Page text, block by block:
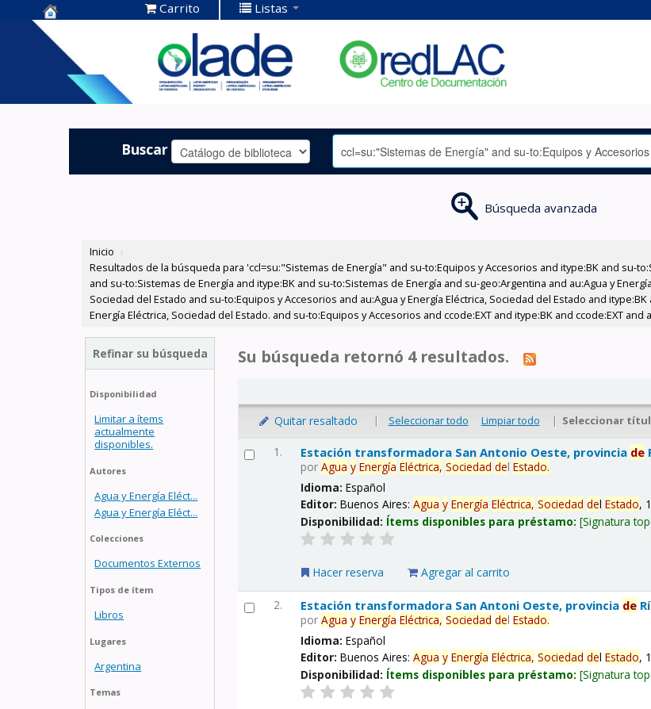
Centro de
Documentación
OLADE -
Carrito Listas
Buscar
Búsqueda avanzada
Inicio ›
Resultados de la búsqueda para 'ccl=su:"Sistemas de Energía" and su-to:Equipos y Accesorios and itype:BK and su-
and su-to:Sistemas de Energía and itype:BK and su-to:Sistemas de Energía and su-geo:Argentina and au:Agua y
Sociedad del Estado and su-to:Equipos y Accesorios and au:Agua y Energía Eléctrica, Sociedad del Estado and
Energía Eléctrica, Sociedad del Estado. and su-to:Equipos y Accesorios and ccode:EXT and itype:BK and ccode:EXT and
Refinar su búsqueda
Disponibilidad
Limitar a ítems
actualmente
disponibles.
Autores
Agua y Energía Eléct...
Agua y Energía Eléct...
Colecciones
Documentos Externos
Tipos de ítem
Libros
Lugares
Argentina
Temas
Su búsqueda retornó 4 resultados.
Quitar resaltado | Seleccionar todo Limpiar todo | Seleccionar
1. Estación transformadora San Antonio Oeste, provincia de
porAgua y Energía Eléctrica, Sociedad delEstado.
Idioma:Español
Editor:Buenos Aires:Agua y Energía Eléctrica, Sociedad delEstado,
Disponibilidad: Ítems disponibles para préstamo: Signatura
Hacer reserva Agregar al carrito
2. Estación transformadora San Antoni Oeste, provincia de
porAgua y Energía Eléctrica, Sociedad delEstado.
Idioma:Español
Editor:Buenos Aires:Agua y Energía Eléctrica, Sociedad delEstado,
Disponibilidad: Ítems disponibles para préstamo: Signatura